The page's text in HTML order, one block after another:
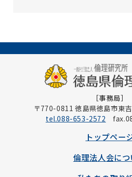
［事務局］
〒770-0811 徳島県徳島市東
tel.088-653-2572
トップペー
倫理法人会につ